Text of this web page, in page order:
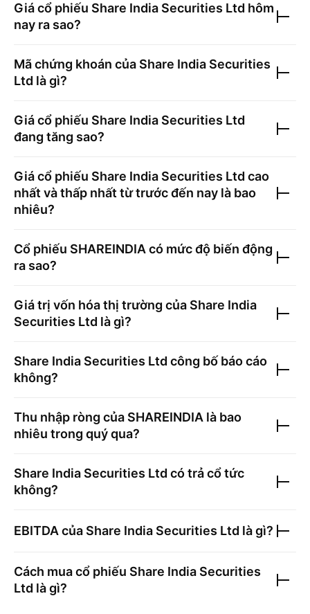
Giá cổ phiếu Share India Securities Ltd hôm
nay ra sao?
Mã chứng khoán của Share India Securities
Ltd là gì?
Giá cổ phiếu Share India Securities Ltd
đang tăng sao?
Giá cổ phiếu Share India Securities Ltd cao
nhất và thấp nhất từ trước đến nay là bao
nhiêu?
Cổ phiếu SHAREINDIA có mức độ biến động
ra sao?
Giá trị vốn hóa thị trường của Share India
Securities Ltd là gì?
Share India Securities Ltd công bố báo cáo
không?
Thu nhập ròng của SHAREINDIA là bao
nhiêu trong quý qua?
Share India Securities Ltd có trả cổ tức
không?
EBITDA của Share India Securities Ltd là gì?
Cách mua cổ phiếu Share India Securities
Ltd là gì?